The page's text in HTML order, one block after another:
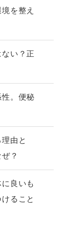
を整え
い？正
。便秘
由と
？
良いも
ること